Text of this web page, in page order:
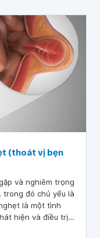
(thoát vị bẹn
và nghiêm trọng
đó chủ yếu là
là một tình
hiện và điều trị